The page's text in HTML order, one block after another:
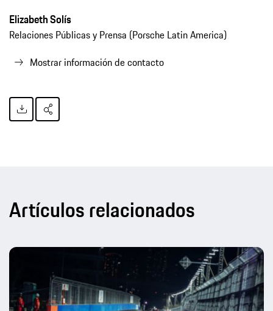
Elizabeth Solís
Relaciones Públicas y Prensa (Porsche Latin America)
Mostrar información de contacto
Artículos relacionados